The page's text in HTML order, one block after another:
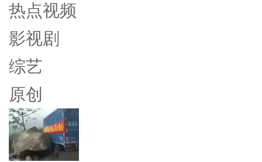
热点视频
影视剧
综艺
原创